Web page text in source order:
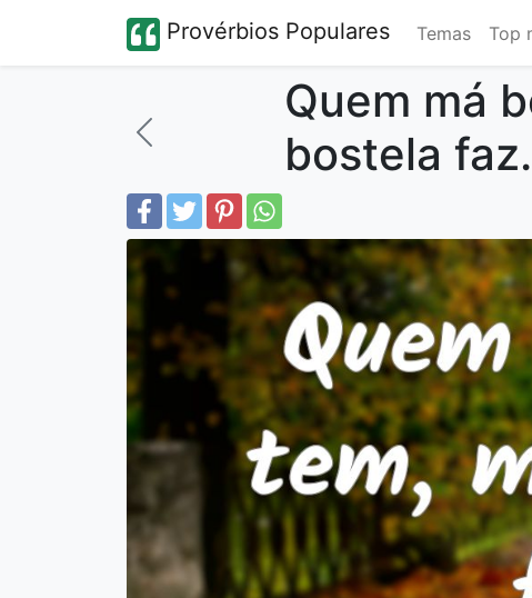
Provérbios Populares Temas Top
Quem má
bostela faz.